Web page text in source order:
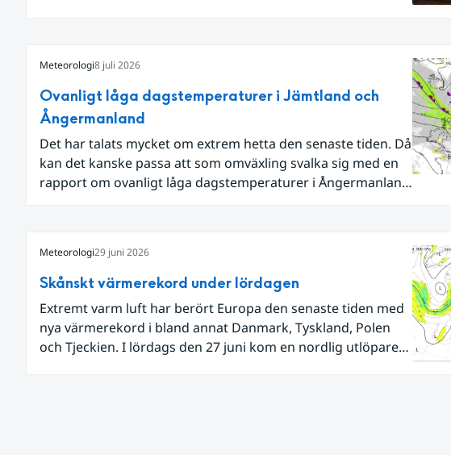
Meteorologi8 juli 2026
Ovanligt låga dagstemperaturer i Jämtland och
Ångermanland
Det har talats mycket om extrem hetta den senaste tiden. Då
kan det kanske passa att som omväxling svalka sig med en
rapport om ovanligt låga dagstemperaturer i Ångermanland
Meteorologi29 juni 2026
Skånskt värmerekord under lördagen
Extremt varm luft har berört Europa den senaste tiden med
nya värmerekord i bland annat Danmark, Tyskland, Polen
och Tjeckien. I lördags den 27 juni kom en nordlig utlöpare